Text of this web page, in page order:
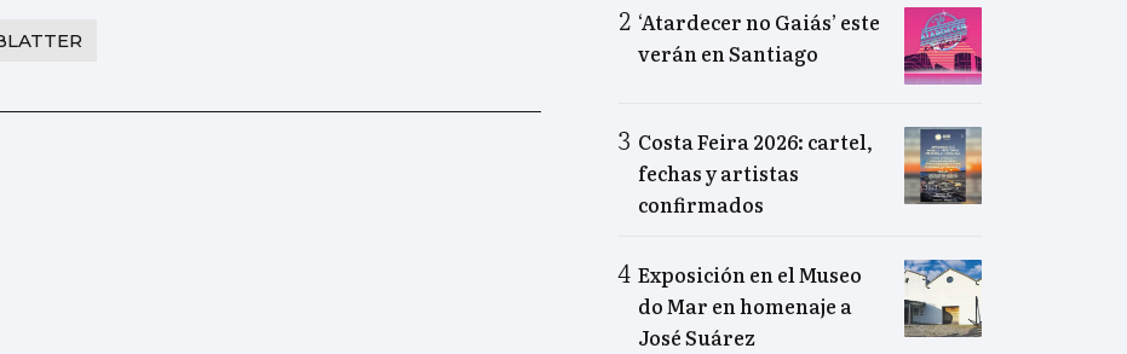
‘Atardecer no Gaiás’ este
verán en Santiago
Costa Feira 2026: cartel,
fechas y artistas
confirmados
Exposición en el Museo
do Mar en homenaje a
José Suárez